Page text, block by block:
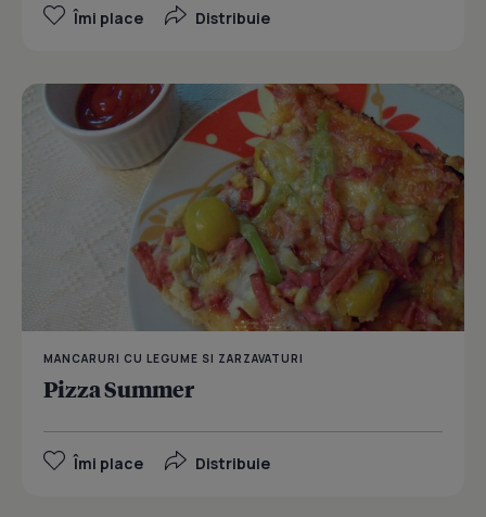
Îmi place Distribuie
MANCARURI CU LEGUME SI ZARZAVATURI
Pizza Summer
Îmi place Distribuie